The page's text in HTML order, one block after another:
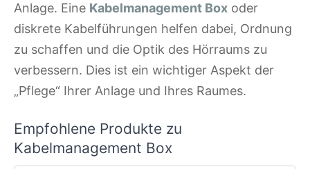
Anlage. Eine Kabelmanagement Box oder
diskrete Kabelführungen helfen dabei, Ordnung
zu schaffen und die Optik des Hörraums zu
verbessern. Dies ist ein wichtiger Aspekt der
„Pflege“ Ihrer Anlage und Ihres Raumes.
Empfohlene Produkte zu
Kabelmanagement Box